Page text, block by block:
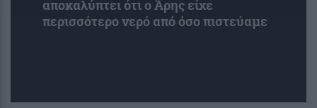
αποκαλύπτει ότι ο Άρης είχε
περισσότερο νερό από όσο πιστεύαμε